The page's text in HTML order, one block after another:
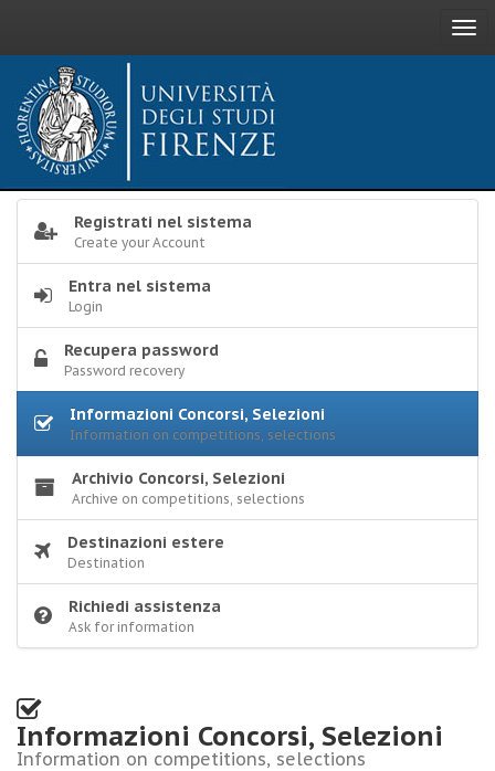
Registrati nel sistema
Create your Account
Entra nel sistema
Login
Recupera password
Password recovery
Informazioni Concorsi, Selezioni
Information on competitions, selections
Archivio Concorsi, Selezioni
Archive on competitions, selections
Destinazioni estere
Destination
Richiedi assistenza
Ask for information
Informazioni Concorsi, Selezioni
Information on competitions, selections